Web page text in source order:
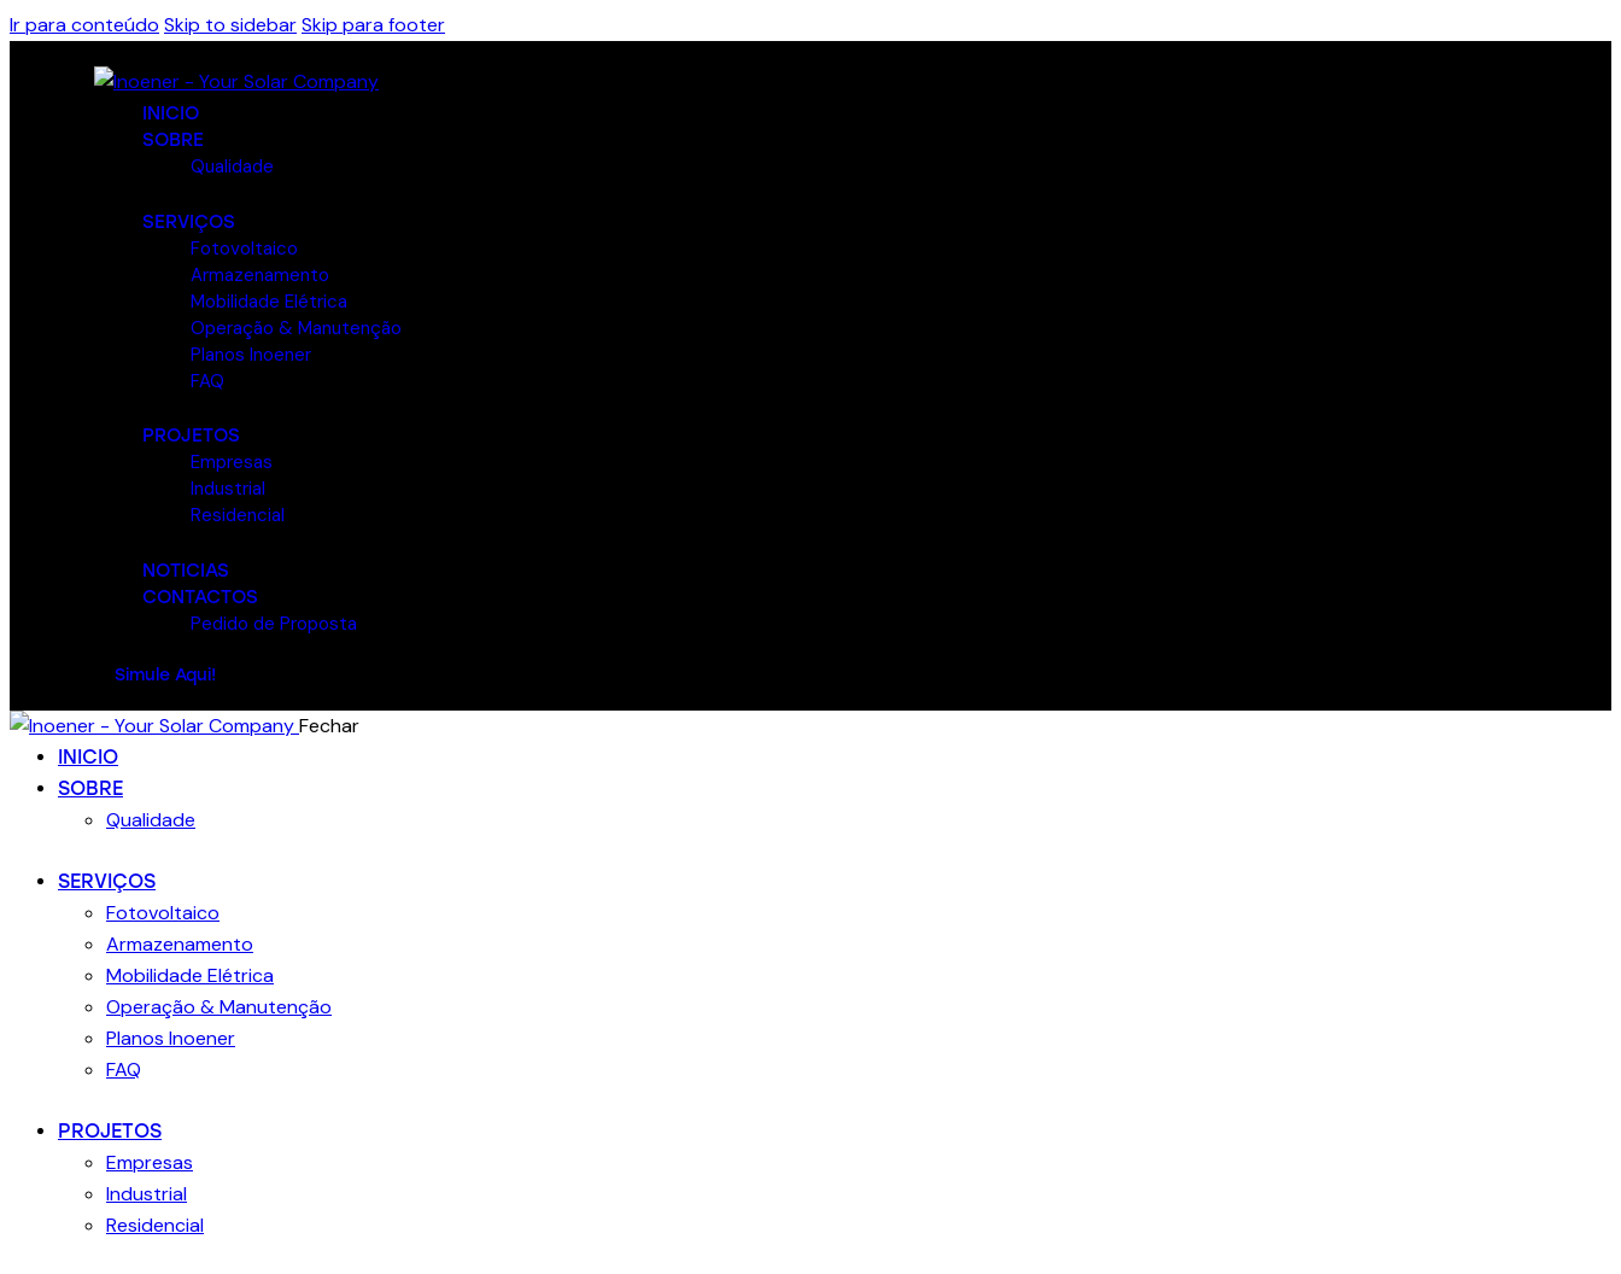
Ir para conteúdo Skip to sidebarSkip para footer
INICIO
SOBRE
Qualidade
SERVIÇOS
Fotovoltaico
Armazenamento
Mobilidade Elétrica
Operação & Manutenção
Planos Inoener
FAQ
PROJETOS
Empresas
Industrial
Residencial
NOTICIAS
CONTACTOS
Pedido de Proposta
Simule Aqui!
Fechar
INICIO
SOBRE
Qualidade
SERVIÇOS
Fotovoltaico
Armazenamento
Mobilidade Elétrica
Operação & Manutenção
Planos Inoener
FAQ
PROJETOS
Empresas
Industrial
Residencial